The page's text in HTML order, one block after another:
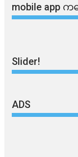
mobile app
Slider!
ADS